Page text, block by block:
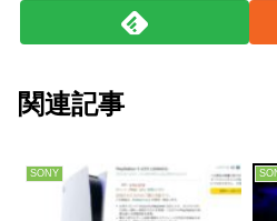
関連記事
SONY